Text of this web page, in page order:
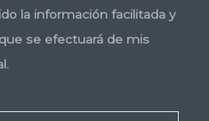
la información facilitada y
se efectuará de mis